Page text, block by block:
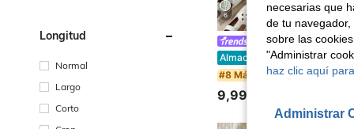
Longitud
Normal
Largo
Corto
6
Pipplin
Almacén UE SHEIN 2 piezas Conjunto de niña bebé con top sin mangas de
#8 Más vendidos
9,99€
necesarias que
de tu
sobre las
"Administrar
haz clic aquí
Administrar